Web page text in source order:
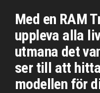
Med en RAM
uppleva alla
utmana det
ser till att
modellen för